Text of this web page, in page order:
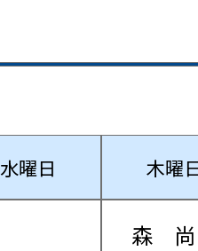
水曜日 木曜
森 尚